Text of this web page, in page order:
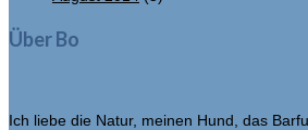
Über Bo
Ich liebe die Natur, meinen Hund, das